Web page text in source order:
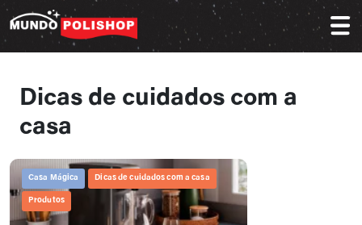
Dicas de cuidados com a
casa
Casa Mágica Dicas de cuidados com a casa
Produtos